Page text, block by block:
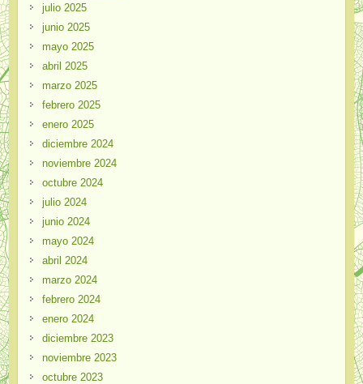
julio 2025
junio 2025
mayo 2025
abril 2025
marzo 2025
febrero 2025
enero 2025
diciembre 2024
noviembre 2024
octubre 2024
julio 2024
junio 2024
mayo 2024
abril 2024
marzo 2024
febrero 2024
enero 2024
diciembre 2023
noviembre 2023
octubre 2023